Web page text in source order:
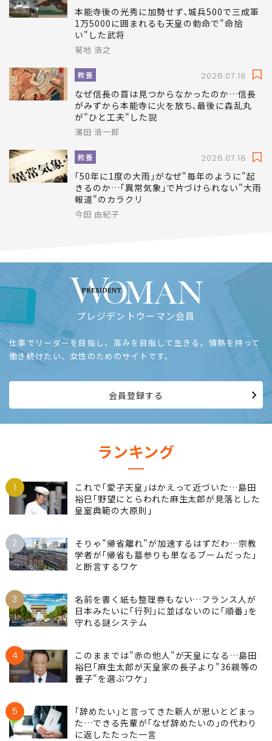
本能寺後の光秀に加勢せず､城兵500で三成軍
1万5000に囲まれるも天皇の勅命で"命拾
い"した武将
菊地 浩之
教養 2026.07.18
なぜ信長の首は見つからなかったのか…信長
がみずから本能寺に火を放ち､最後に森乱丸
が"ひと工夫"した説
濱田 浩一郎
教養 2026.07.18
｢50年に1度の大雨｣がなぜ"毎年のように"起
きるのか…｢異常気象｣で片づけられない"大雨
報道"のカラクリ
今田 由紀子
プレジデントウーマン会員
仕事でリーダーを目指し、高みを目指して生きる。情熱を持って
働き続けたい、女性のためのサイトです。
会員登録する
ランキング
1
これで｢愛子天皇｣はかえって近づいた…島田
裕巳｢野望にとらわれた麻生太郎が見落とした
皇室典範の大原則｣
2
そりゃ"帰省離れ"が加速するはずだわ…宗教
学者が｢帰省も墓参りも単なるブームだった｣
と断言するワケ
3
名前を書く紙も整理券もない…フランス人が
日本みたいに｢行列｣に並ばないのに｢順番｣を
守れる謎システム
4
このままでは"赤の他人"が天皇になる…島田
裕巳｢麻生太郎が天皇家の長子より"36親等の
養子"を選ぶワケ｣
5
｢辞めたい｣と言ってきた新人が思いとどまっ
た…できる先輩が｢なぜ辞めたいの｣の代わり
に返したたった一言